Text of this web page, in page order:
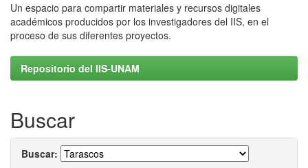
Un espacio para compartir materiales y recursos digitales
académicos producidos por los investigadores del IIS, en el
proceso de sus diferentes proyectos.
Repositorio del IIS-UNAM
Buscar
Buscar: